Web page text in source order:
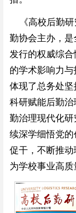
《高校后勤
勤协会主办，
发行的权威综
的学术影响力
体现了总务处
科研赋能后勤
勤治理现代化
续深学细悟党
促干，不断推动
为学校事业高质